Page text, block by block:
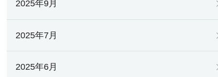
2025年9月
2025年7月
2025年6月